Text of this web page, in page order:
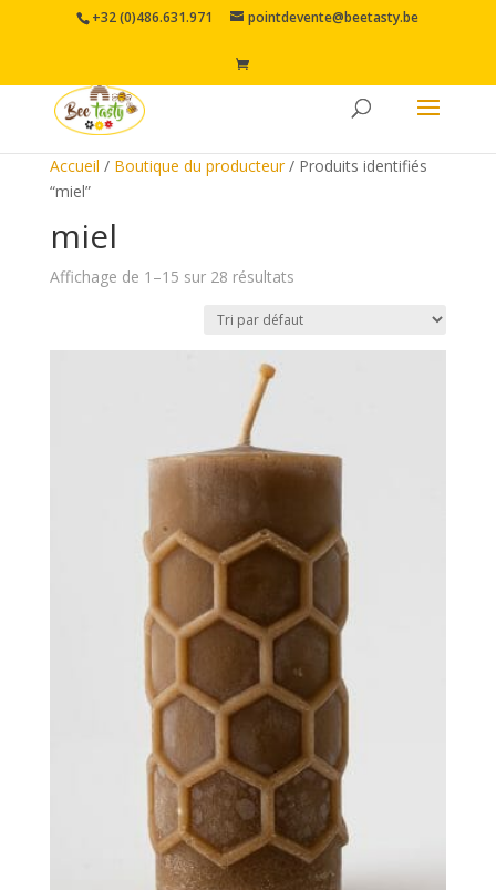
+32 (0)486.631.971 pointdevente@beetasty.be
Accueil / Boutique du producteur/ Produits identifiés
“miel”
miel
Affichage de 1–15 sur 28 résultats